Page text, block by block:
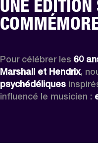
UNE
Pour célébrer les 60
Marshall et Hendrix
psychédéliques
influencé le musicien :